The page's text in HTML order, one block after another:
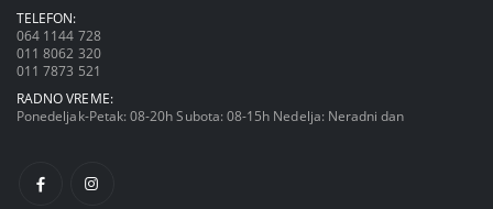
TELEFON:
064 1144 728
011 8062 320
011 7873 521
RADNO VREME:
Ponedeljak-Petak: 08-20h Subota: 08-15h Nedelja: Neradni dan